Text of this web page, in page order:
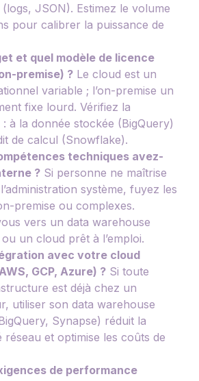
JSON). Estimez le volume
pour calibrer la puissance de
et quel modèle de licence
premise) ? Le cloud est un
variable ; l’on-premise un
fixe lourd. Vérifiez la
à la donnée stockée (BigQuery)
de calcul (Snowflake).
techniques avez-
? Si personne ne maîtrise
système, fuyez les
premise ou complexes.
vers un data warehouse
un cloud prêt à l’emploi.
avec votre cloud
GCP, Azure) ? Si toute
est déjà chez un
utiliser son data warehouse
Synapse) réduit la
réseau et optimise les coûts de
de performance